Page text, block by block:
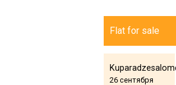
Flat for sale
Kuparadzesalome
26 сентября
Дети в Гудаури